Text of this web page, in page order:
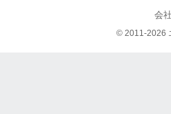
会
© 2011-2026